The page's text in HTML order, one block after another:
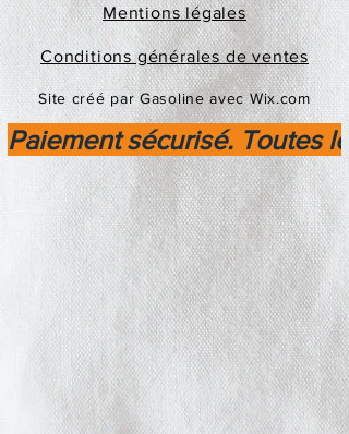
Mentions légales
Conditions générales de ventes
Site créé par Gasoline avec Wix.com
Paiement sécurisé. Toutes